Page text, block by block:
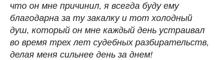
что он мне причинил, я всегда буду ему
благодарна за ту закалку и тот холодный
душ, который он мне каждый день устраивал
во время трех лет судебных разбирательств,
делая меня сильнее день за днем!